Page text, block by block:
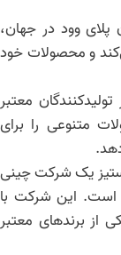
پلای‌ وود در جهان،
سال ۱۹۱۰ فعالیت می‌کند و محصولات خود
معتبر
متنوعی را برای
یک شرکت چینی
کرده است. این شرکت با
از برندهای معتبر